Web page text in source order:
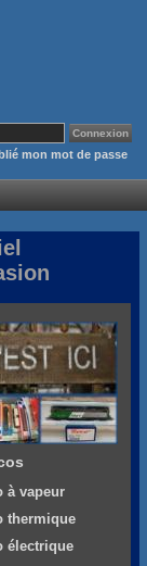
mon mot de passe
à vapeur
thermique
électrique